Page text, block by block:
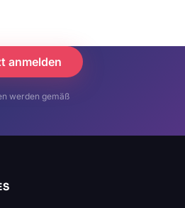
anmelden
werden gemäß